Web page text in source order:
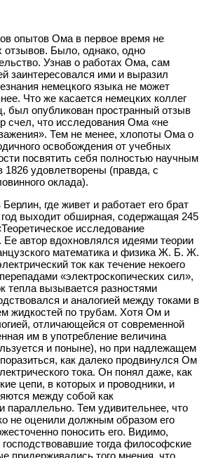
опытов Ома в первое время не
отзывов. Было, однако, одно
Узнав о работах Ома, сам
заинтересовался ими и выразил
немецкого языка не может
Что же касается немецких коллег
был опубликован пространный отзыв
счел, что исследования Ома «не
Тем не менее, хлопоты Ома о
освобождения от учебных
посвятить себя полностью научным
удовлетворены (правда, с
оклада).
где живет и работает его брат
выходит обширная, содержащая 245
исследование
Ее автор вдохновлялся идеями теории
математика и физика Ж. Б. Ж.
ток как течение некоего
«электроскопических сил»,
тепла вызывается разностями
и аналогией между токами в
жидкостей по трубам. Хотя Ом и
отличающейся от современной
им в употребление величина
и поныне), но при надлежащем
как далеко продвинулся Ом
тока. Он понял даже, как
цепи, в которых и проводники, и
между собой как
параллельно. Тем удивительнее, что
не оценили должным образом его
поносить его. Видимо,
тогда философские
придерживались того мнения, что